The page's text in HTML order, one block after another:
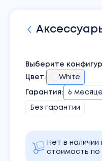
Выберите
Цвет: White
Гарантия: 6
Без гарантии
Нет в
стоимость по